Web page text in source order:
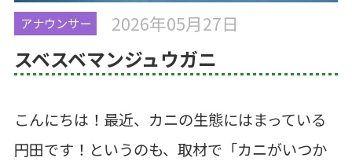
アナウンサー 2026年05月27日
スベスベマンジュウガニ
こんにちは！最近、カニの生態にはまっている
円田です！というのも、取材で「カニがいつか